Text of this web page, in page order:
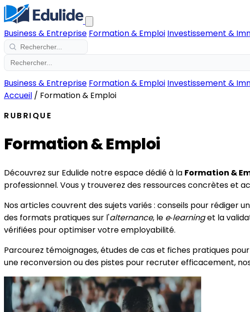
Business & Entreprise Formation & Emploi Investissement &
Business & Entreprise Formation & Emploi Investissement &
Accueil / Formation & Emploi
RUBRIQUE
Formation & Emploi
Découvrez sur Edulide notre espace dédié à la Formation &
professionnel. Vous y trouverez des ressources concrètes et
Nos articles couvrent des sujets variés : conseils pour rédiger
des formats pratiques sur l'alternance, le e‑learninget la
vérifiées pour optimiser votre employabilité.
Parcourez témoignages, études de cas et fiches pratiques
une reconversion ou des pistes pour recruter efficacement,